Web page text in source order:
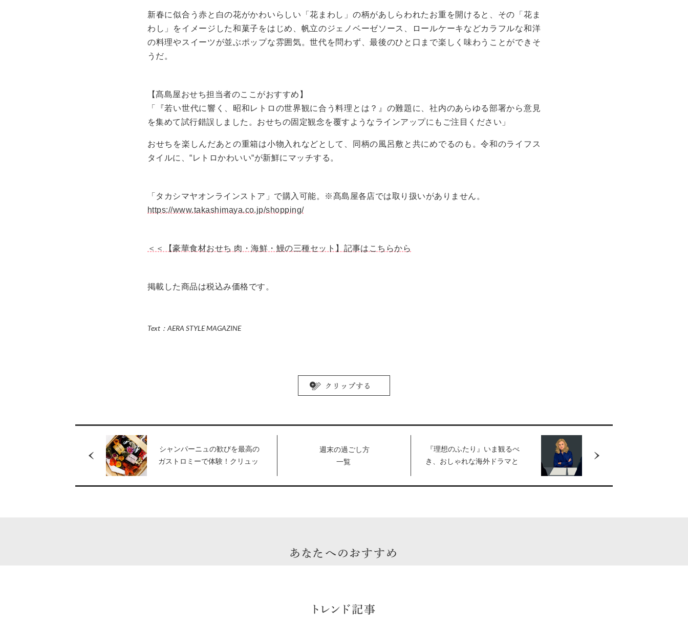
新春に似合う赤と白の花がかわいらしい「花まわし」の柄があしらわれたお重を開けると、その「花ま
わし」をイメージした和菓子をはじめ、帆立のジェノベーゼソース、ロールケーキなどカラフルな和洋
の料理やスイーツが並ぶポップな雰囲気。世代を問わず、最後のひと口まで楽しく味わうことができそ
うだ。
【髙島屋おせち担当者のここがおすすめ】
「『若い世代に響く、昭和レトロの世界観に合う料理とは？』の難題に、社内のあらゆる部署から意見
を集めて試行錯誤しました。おせちの固定観念を覆すようなラインアップにもご注目ください」
おせちを楽しんだあとの重箱は小物入れなどとして、同柄の風呂敷と共にめでるのも。令和のライフス
タイルに、“レトロかわいい“が新鮮にマッチする。
「タカシマヤオンラインストア」で購入可能。※髙島屋各店では取り扱いがありません。
https://www.takashimaya.co.jp/shopping/
＜＜【豪華食材おせち 肉・海鮮・鰻の三種セット】記事はこちらから
掲載した商品は税込み価格です。
Text：AERA STYLE MAGAZINE
シャンパーニュの歓びを最高の
ガストロミーで体験！クリュッ
「クリュッグ」のための至高の
週末の過ごし方
一覧
『理想のふたり』いま観るべ
き、おしゃれな海外ドラマと
あなたへのおすすめ
トレンド記事